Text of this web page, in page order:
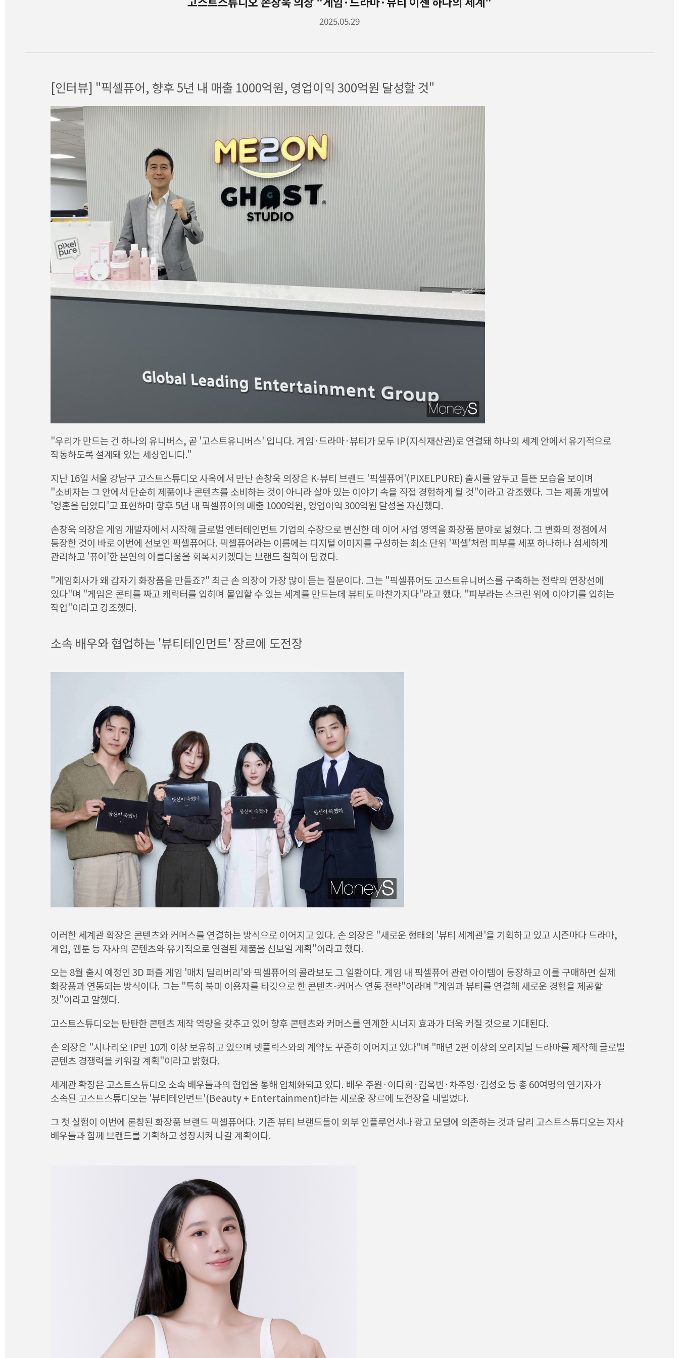
2025.05.29
[인터뷰] "픽셀퓨어, 향후 5년 내 매출 1000억원, 영업이익 300억원 달성할 것"
"우리가 만드는 건 하나의 유니버스, 곧 '고스트유니버스' 입니다. 게임·드라마·뷰티가 모두 IP(지식재산권)로 연결돼 하나의 세계 안에서 유기적으로
작동하도록 설계돼 있는 세상입니다."
지난 16일 서울 강남구 고스트스튜디오 사옥에서 만난 손창욱 의장은 K-뷰티 브랜드 '픽셀퓨어'(PIXELPURE) 출시를 앞두고 들뜬 모습을 보이며
"소비자는 그 안에서 단순히 제품이나 콘텐츠를 소비하는 것이 아니라 살아 있는 이야기 속을 직접 경험하게 될 것"이라고 강조했다. 그는 제품 개발에
'영혼을 담았다'고 표현하며 향후 5년 내 픽셀퓨어의 매출 1000억원, 영업이익 300억원 달성을 자신했다.
손창욱 의장은 게임 개발자에서 시작해 글로벌 엔터테인먼트 기업의 수장으로 변신한 데 이어 사업 영역을 화장품 분야로 넓혔다. 그 변화의 정점에서
등장한 것이 바로 이번에 선보인 픽셀퓨어다. 픽셀퓨어라는 이름에는 디지털 이미지를 구성하는 최소 단위 '픽셀'처럼 피부를 세포 하나하나 섬세하게
관리하고 '퓨어'한 본연의 아름다움을 회복시키겠다는 브랜드 철학이 담겼다.
"게임회사가 왜 갑자기 화장품을 만들죠?" 최근 손 의장이 가장 많이 듣는 질문이다. 그는 "픽셀퓨어도 고스트유니버스를 구축하는 전략의 연장선에
있다"며 "게임은 콘티를 짜고 캐릭터를 입히며 몰입할 수 있는 세계를 만드는데 뷰티도 마찬가지다"라고 했다. "피부라는 스크린 위에 이야기를 입히는
작업"이라고 강조했다.
소속 배우와 협업하는 '뷰티테인먼트' 장르에 도전장
이러한 세계관 확장은 콘텐츠와 커머스를 연결하는 방식으로 이어지고 있다. 손 의장은 "새로운 형태의 '뷰티 세계관'을 기획하고 있고 시즌마다 드라마,
게임, 웹툰 등 자사의 콘텐츠와 유기적으로 연결된 제품을 선보일 계획"이라고 했다.
오는 8월 출시 예정인 3D 퍼즐 게임 '매치 딜리버리'와 픽셀퓨어의 콜라보도 그 일환이다. 게임 내 픽셀퓨어 관련 아이템이 등장하고 이를 구매하면 실제
화장품과 연동되는 방식이다. 그는 "특히 북미 이용자를 타깃으로 한 콘텐츠-커머스 연동 전략"이라며 "게임과 뷰티를 연결해 새로운 경험을 제공할
것"이라고 말했다.
고스트스튜디오는 탄탄한 콘텐츠 제작 역량을 갖추고 있어 향후 콘텐츠와 커머스를 연계한 시너지 효과가 더욱 커질 것으로 기대된다.
손 의장은 "시나리오 IP만 10개 이상 보유하고 있으며 넷플릭스와의 계약도 꾸준히 이어지고 있다"며 "매년 2편 이상의 오리지널 드라마를 제작해 글로벌
콘텐츠 경쟁력을 키워갈 계획"이라고 밝혔다.
세계관 확장은 고스트스튜디오 소속 배우들과의 협업을 통해 입체화되고 있다. 배우 주원·이다희·김옥빈·차주영·김성오 등 총 60여명의 연기자가
소속된 고스트스튜디오는 '뷰티테인먼트'(Beauty + Entertainment)라는 새로운 장르에 도전장을 내밀었다.
그 첫 실험이 이번에 론칭된 화장품 브랜드 픽셀퓨어다. 기존 뷰티 브랜드들이 외부 인플루언서나 광고 모델에 의존하는 것과 달리 고스트스튜디오는 자사
배우들과 함께 브랜드를 기획하고 성장시켜 나갈 계획이다.